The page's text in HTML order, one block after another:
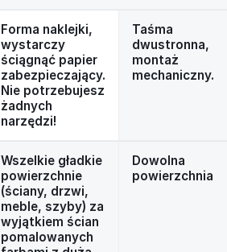
Forma naklejki,
wystarczy
ściągnąć papier
zabezpieczający.
Nie potrzebujesz
żadnych
narzędzi!
Taśma
dwustronna,
montaż
mechaniczny.
Wszelkie gładkie
powierzchnie
(ściany, drzwi,
meble, szyby) za
wyjątkiem ścian
pomalowanych
Dowolna
powierzchnia